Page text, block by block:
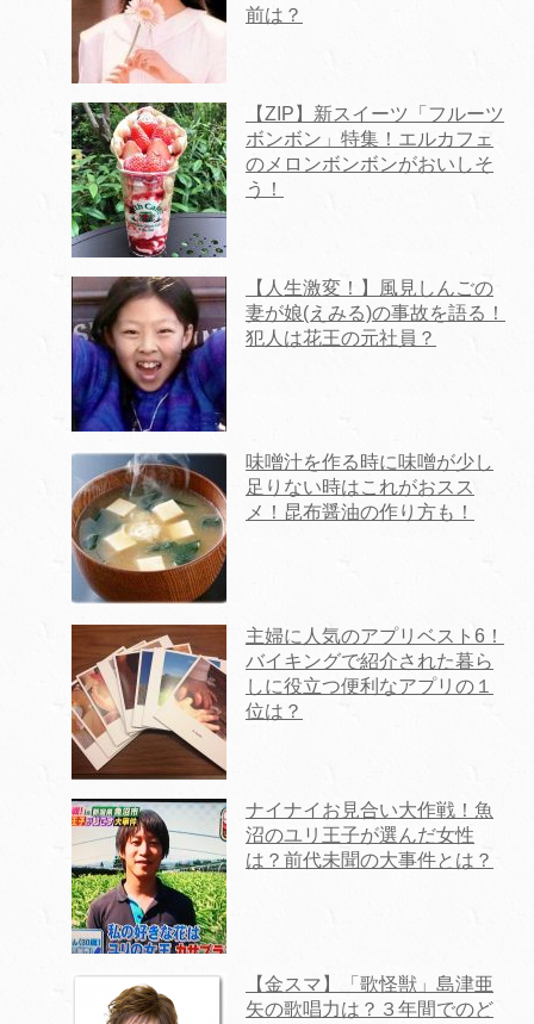
前は？
【ZIP】新スイーツ「フルーツ
ボンボン」特集！エルカフェ
のメロンボンボンがおいしそ
う！
【人生激変！】風見しんごの
妻が娘(えみる)の事故を語る！
犯人は花王の元社員？
味噌汁を作る時に味噌が少し
足りない時はこれがおスス
メ！昆布醤油の作り方も！
主婦に人気のアプリベスト6！
バイキングで紹介された暮ら
しに役立つ便利なアプリの１
位は？
ナイナイお見合い大作戦！魚
沼のユリ王子が選んだ女性
は？前代未聞の大事件とは？
【金スマ】「歌怪獣」島津亜
矢の歌唱力は？３年間でのど